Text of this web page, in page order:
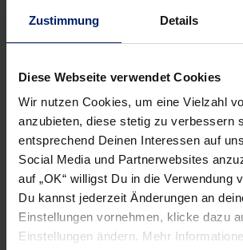
Zustimmung Details
Diese Webseite verwendet Cookies
Wir nutzen Cookies, um eine Vielzahl
anzubieten, diese stetig zu verbessern
entsprechend Deinen Interessen auf
Social Media und Partnerwebsites
auf „OK“ willigst Du in die Verwendung
Du kannst jederzeit Änderungen an
Einstellungen vornehmen, klicke dazu
Einstellungen ändern. Mehr
NEWSLETTER